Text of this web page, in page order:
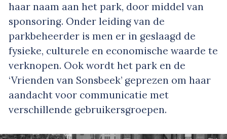
haar naam aan het park, door middel van
sponsoring. Onder leiding van de
parkbeheerder is men er in geslaagd de
fysieke, culturele en economische waarde te
verknopen. Ook wordt het park en de
‘Vrienden van Sonsbeek’ geprezen om haar
aandacht voor communicatie met
verschillende gebruikersgroepen.